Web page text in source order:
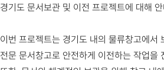
경기도 문서보관 및 이전 프로젝트에 대해
이번 프로젝트는 경기도 내의 물류창고에서
전문 문서창고로 안전하게 이전하는 작업을